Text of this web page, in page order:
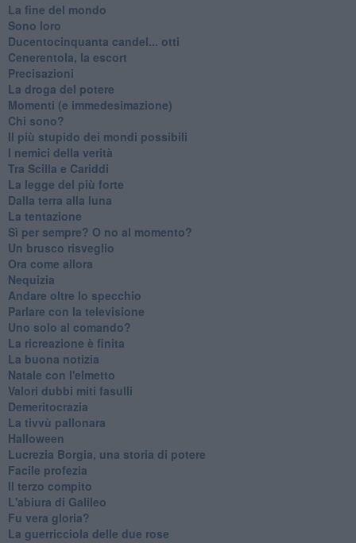
La fine del mondo
Sono loro
Ducentocinquanta candel... otti
Cenerentola, la escort
Precisazioni
La droga del potere
Momenti (e immedesimazione)
Chi sono?
Il più stupido dei mondi possibili
I nemici della verità
Tra Scilla e Cariddi
La legge del più forte
Dalla terra alla luna
La tentazione
​Sì per sempre? O no al momento?
Un brusco risveglio
Ora come allora
Nequizia
Andare oltre lo specchio
Parlare con la televisione
Uno solo al comando?
La ricreazione è finita
La buona notizia
Natale con l'elmetto
Valori dubbi miti fasulli
Demeritocrazia
La tivvù pallonara
Halloween
​Lucrezia Borgia, una storia di potere
Facile profezia
Il terzo compito
L'abiura di Galileo
Fu vera gloria?
La guerricciola delle due rose